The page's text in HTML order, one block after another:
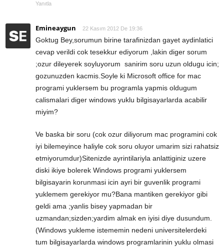
Yanıtla
Emineaygun 22 Kasım 2012 De 19:36
Goktug Bey,sorumun birine tarafinizdan gayet aydinlatici
cevap verildi cok tesekkur ediyorum ,lakin diger sorum
;ozur dileyerek soyluyorum sanirim soru uzun oldugu icin;
gozunuzden kacmis.Soyle ki Microsoft office for mac
programi yuklersem bu programla yapmis oldugum
calismalari diger windows yuklu bilgisayarlarda acabilir
miyim?
Ve baska bir soru (cok ozur diliyorum mac programini cok
iyi bilemeyince haliyle cok soru oluyor umarim sizi rahatsiz
etmiyorumdur)Sitenizde ayrintilariyla anlattiginiz uzere
diski ikiye bolerek Windows programi yuklersem
bilgisayarin korunmasi icin ayri bir guvenlik programi
yuklemem gerekiyor mu?Bana mantiken gerekiyor gibi
geldi ama ;yanlis bisey yapmadan bir
uzmandan;sizden;yardim almak en iyisi diye dusundum.
(Windows yukleme istememin nedeni universitelerdeki
tum bilgisayarlarda windows programlarinin yuklu olmasi